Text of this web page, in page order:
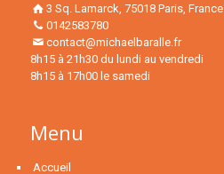
3 Sq. Lamarck, 75018 Paris, France
0142583780
contact@michaelbaralle.fr
8h15 à 21h30 du lundi au vendredi
8h15 à 17h00 le samedi
Menu
Accueil